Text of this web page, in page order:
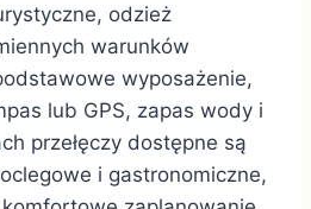
odzież
warunków
wyposażenie,
lub GPS, zapas wody i
przełęczy dostępne są
i gastronomiczne,